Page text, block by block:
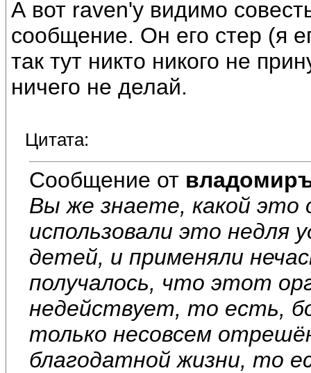
А вот raven'у видимо
сообщение. Он его стер (я
так тут никто никого не
ничего не делай.
Цитата:
Сообщение от
Вы же знаете, какой это
использовали это недля
детей, и применяли
получалось, что этот
недействует, то есть,
только несовсем
благодатной жизни, то